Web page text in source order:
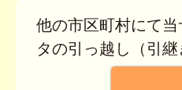
他の市区町村にて
タの引っ越し（引